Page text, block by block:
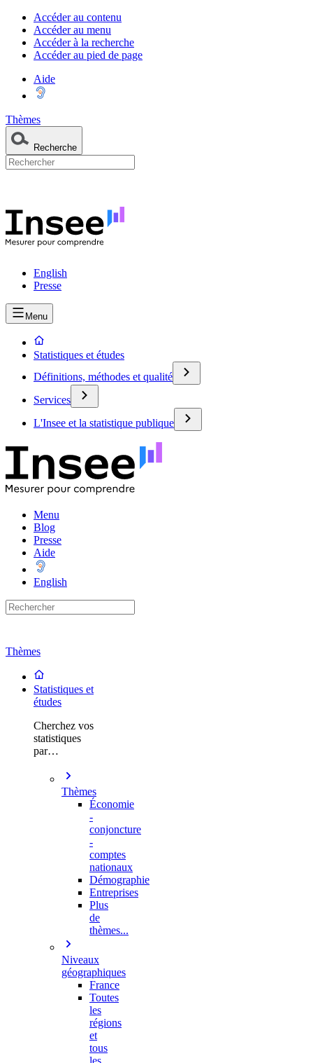
Accéder au contenu
Accéder au menu
Accéder à la recherche
Accéder au pied de page
Aide
Thèmes
Recherche
English
Presse
Menu
Statistiques et études
Définitions, méthodes et qualité
Services
L'Insee et la statistique publique
Menu
Blog
Presse
Aide
English
Thèmes
Statistiques et
études
Cherchez vos
statistiques
par…
Thèmes
Économie
-
conjoncture
-
comptes
nationaux
Démographie
Entreprises
Plus
de
thèmes...
Niveaux
géographiques
France
Toutes
les
régions
et
tous
les